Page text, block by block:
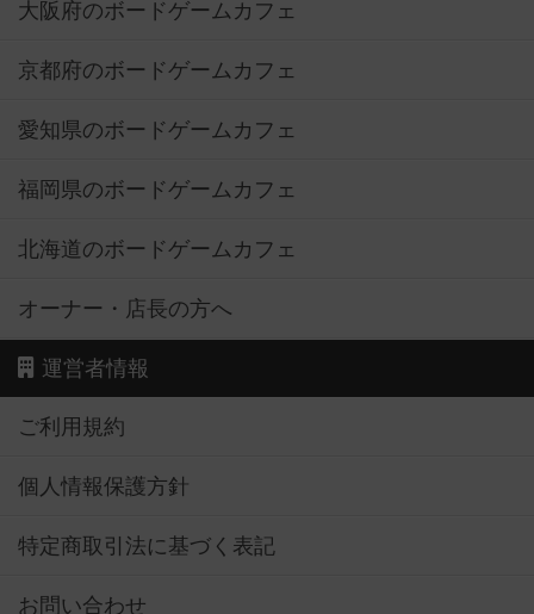
大阪府のボードゲームカフェ
京都府のボードゲームカフェ
愛知県のボードゲームカフェ
福岡県のボードゲームカフェ
北海道のボードゲームカフェ
オーナー・店長の方へ
運営者情報
ご利用規約
個人情報保護方針
特定商取引法に基づく表記
お問い合わせ